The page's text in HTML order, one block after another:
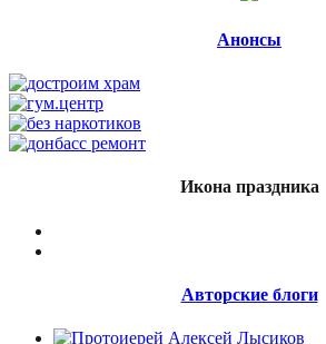
Анонсы
Икона праздника
Авторские блоги